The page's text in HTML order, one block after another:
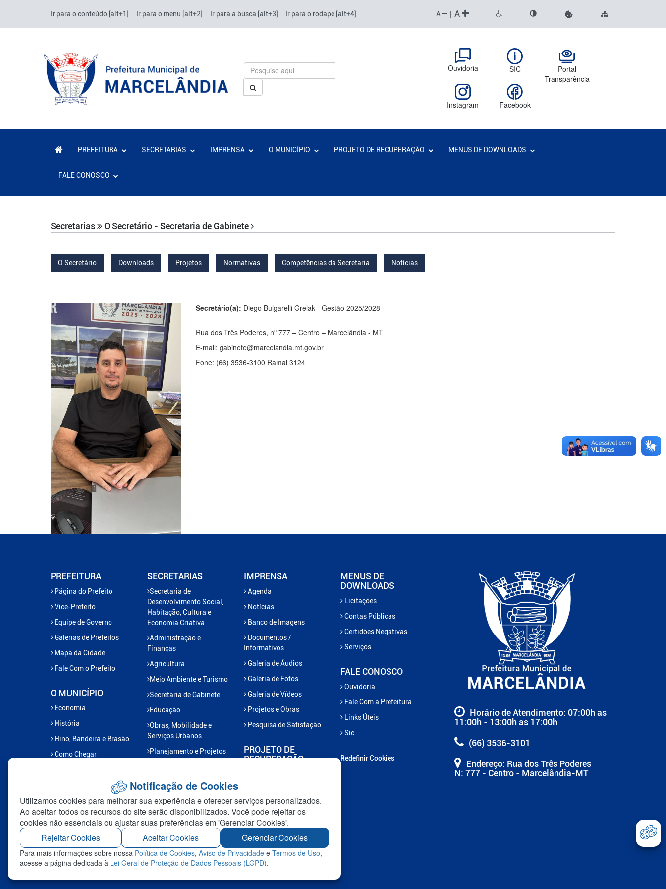
Ir para o conteúdo [alt+1] Ir para o menu [alt+2] Ir para a busca [alt+3] Ir para o rodapé [alt+4] A | A
Ouvidoria SIC
Portal
Transparência
Instagram Facebook
PREFEITURA SECRETARIAS IMPRENSA O MUNICÍPIO PROJETO DE RECUPERAÇÃO MENUS DE DOWNLOADS
FALE CONOSCO
Secretarias O Secretário - Secretaria de Gabinete
O Secretário Downloads Projetos Normativas Competências da Secretaria Notícias
Secretário(a): Diego Bulgarelli Grelak - Gestão 2025/2028
Rua dos Três Poderes, nº 777 – Centro – Marcelândia - MT
E-mail: gabinete@marcelandia.mt.gov.br
Fone: (66) 3536-3100 Ramal 3124
Horário de Atendimento: 07:00h as
11:00h - 13:00h as 17:00h
(66) 3536-3101
Endereço: Rua dos Três Poderes
N: 777 - Centro - Marcelândia-MT
PREFEITURA
Página do Prefeito
Vice-Prefeito
Equipe de Governo
Galerias de Prefeitos
Mapa da Cidade
Fale Com o Prefeito
O MUNICÍPIO
Economia
História
Hino, Bandeira e Brasão
Como Chegar
SECRETARIAS
Secretaria de
Desenvolvimento Social,
Habitação, Cultura e
Economia Criativa
Administração e
Finanças
Agricultura
Meio Ambiente e Turismo
Secretaria de Gabinete
Educação
Obras, Mobilidade e
Serviços Urbanos
Planejamento e Projetos
Saúde e Saneamento
Esporte e Lazer
Gabinete do Prefeito
Transportes
Administração Distrital
Assuntos Jurídicos
IMPRENSA
Agenda
Notícias
Banco de Imagens
Documentos /
Informativos
Galeria de Áudios
Galeria de Fotos
Galeria de Vídeos
Projetos e Obras
Pesquisa de Satisfação
PROJETO DE
RECUPERAÇÃO
Projeto Nascentes em
Recuperação
MENUS DE
DOWNLOADS
Licitações
Contas Públicas
Certidões Negativas
Serviços
FALE CONOSCO
Ouvidoria
Fale Com a Prefeitura
Links Úteis
Sic
Redefinir Cookies
Abrir
Notificação de Cookies
Utilizamos cookies para melhorar sua experiência e oferecer serviços personalizados.
Ao aceitar, todos os recursos do site serão disponibilizados. Você pode rejeitar os
cookies não essenciais ou ajustar suas preferências em 'Gerenciar Cookies'.
Rejeitar Cookies
Aceitar Cookies Gerenciar Cookies
Para mais informações sobre nossa Política de Cookies, Aviso de Privacidade e Termos de Uso,
acesse a página dedicada à Lei Geral de Proteção de Dados Pessoais (LGPD).